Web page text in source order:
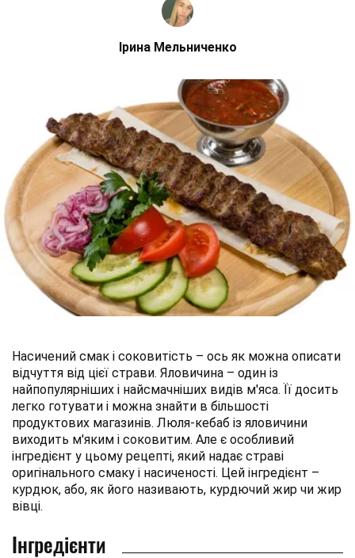
Ірина Мельниченко
Насичений смак і соковитість – ось як можна описати
відчуття від цієї страви. Яловичина – один із
найпопулярніших і найсмачніших видів м'яса. Її досить
легко готувати і можна знайти в більшості
продуктових магазинів. Люля-кебаб із яловичини
виходить м'яким і соковитим. Але є особливий
інгредієнт у цьому рецепті, який надає страві
оригінального смаку і насиченості. Цей інгредієнт –
курдюк, або, як його називають, курдючий жир чи жир
вівці.
Інгредієнти